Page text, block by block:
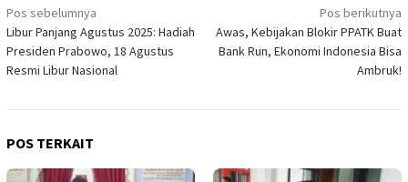
Navigasi
pos
Pos sebelumnya
Libur Panjang Agustus 2025: Hadiah
Presiden Prabowo, 18 Agustus
Resmi Libur Nasional
Pos berikutnya
Awas, Kebijakan Blokir PPATK Buat
Bank Run, Ekonomi Indonesia Bisa
Ambruk!
POS TERKAIT